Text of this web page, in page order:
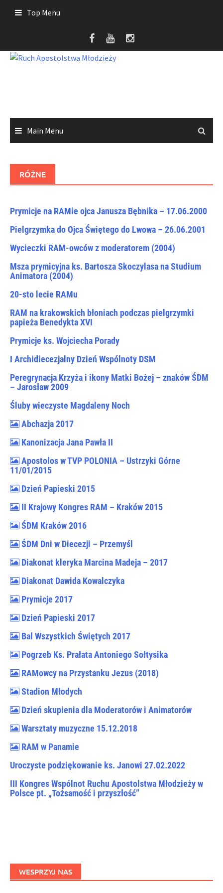
Top Menu
Main Menu
RÓŻNE
Prymicje na RAMie ojca Janusza Bębnika – 17.06.2000
Pielgrzymka do Ojca Świętego do Lwowa – 26.06.2001
Wycieczki RAM-owców z moderatorem (2004)
Msza prymicyjna ks. Bartosza Skoczylasa na Studium
Animatora (2004)
20-sto lecie RAMu
RAM na krakowskich błoniach podczas pielgrzymki
papieża Benedykta XVI
Prymicje ks. Wojciecha Porady
I Archidiecezjalny Dzień Wspólnoty DSM
Peregrynacja Krzyża i ikony Matki Bożej – znaków ŚDM
– Jarosław 2009
Śluby wieczyste Magdaleny Noch
Abchazja 2017
Kanonizacja Jana Pawła II
Apostolos w TVP POLONIA – Ustrzyki Górne
11/01/2015
Dzień Papieski 2015
II Krajowy Kongres RAM – Kraków 2015
ŚDM Kraków 2016
ŚDM Dni w Diecezji – Przemyśl
Diakonat kleryka Marcina Madeja – 2017
Diakonat Dawida Kowalczyka
Prymicje 2017
Dzień Papieski 2017
Bal Wszystkich Świętych 2017
Pogrzeb Ks. Prałata Antoniego Sołtysika
RAMowcy na Przystanku Jezus (2018)
Stadion Młodych
Dzień skupienia dla Moderatorów i Animatorów
Warsztaty muzyczne 15.12.2018
RAM w Panamie
Uroczyste podziękowanie ks. Janowi 27.02.2022
III Kongres Wspólnot Ruchu Apostolstwa Młodzieży w
Polsce pt. „Tożsamość i przyszłość”
WESPRZYJ NAS